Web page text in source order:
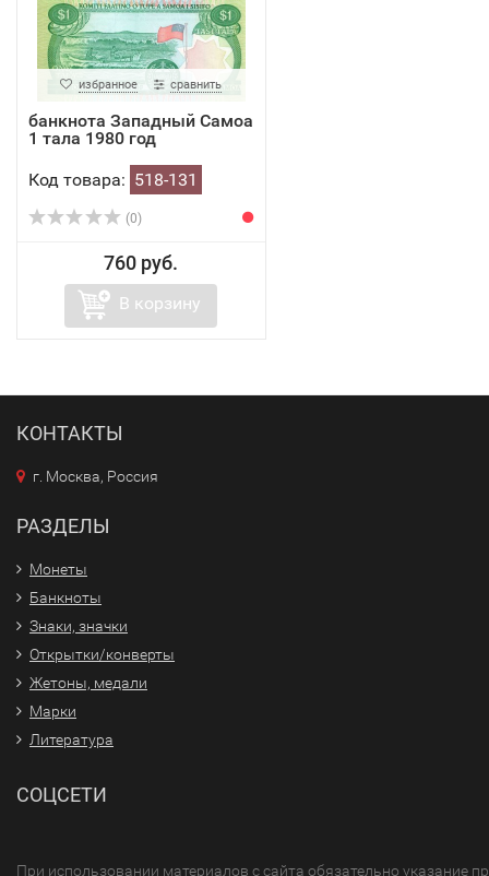
избранное сравнить
банкнота Западный Самоа
1 тала 1980 год
Код товара: 518-131
(0)
760 руб.
В корзину
КОНТАКТЫ
г. Москва, Россия
РАЗДЕЛЫ
Монеты
Банкноты
Знаки, значки
Открытки/конверты
Жетоны, медали
Марки
Литература
СОЦСЕТИ
При использовании материалов с сайта обязательно указание